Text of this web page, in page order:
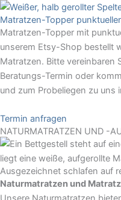
Matratzen-Topper
Matratzen-Topper mit
unserem Etsy-Shop bestellt
Matratzen. Bitte vereinbaren
Beratungs-Termin oder
und zum Probeliegen zu uns
Termin anfragen
NATURMATRATZEN UND -
Ausgezeichnet schlafen auf
Naturmatratzen und